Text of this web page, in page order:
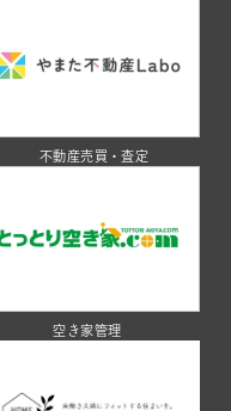
不動産売買・査定
空き家管理